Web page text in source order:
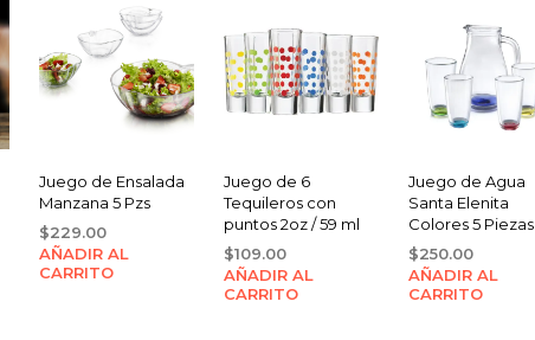
Juego de Ensalada
Manzana 5 Pzs
$229.00
AÑADIR AL
CARRITO
Juego de 6
Tequileros con
puntos 2oz / 59 ml
$109.00
AÑADIR AL
CARRITO
Juego de Agua
Santa Elenita
Colores 5 Piezas
$250.00
AÑADIR AL
CARRITO